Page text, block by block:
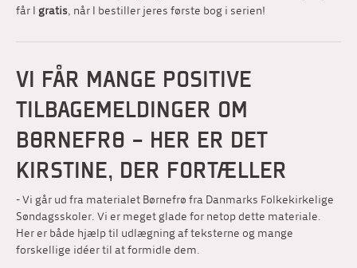
får Igratis, når I bestiller jeres første bog i serien!
VI FÅR MANGE POSITIVE
TILBAGEMELDINGER OM
BØRNEFRØ - HER ER DET
KIRSTINE, DER FORTÆLLER
- Vi går ud fra materialet Børnefrø fra Danmarks Folkekirkelige
Søndagsskoler. Vi er meget glade for netop dette materiale.
Her er både hjælp til udlægning af teksterne og mange
forskellige idéer til at formidle dem.